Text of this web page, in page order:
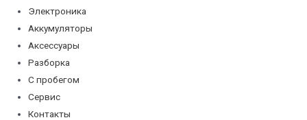
Электроника
Аккумуляторы
Аксессуары
Разборка
С пробегом
Сервис
Контакты